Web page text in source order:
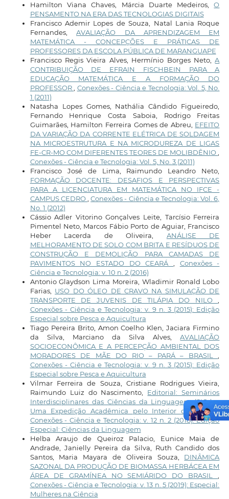
Hamilton Viana Chaves, Márcia Duarte Medeiros,O
PENSAMENTO NA ERA DAS TECNOLOGIAS DIGITAIS
Francisco Ademir Lopes de Souza, Natal Lania Roque
Fernandes,AVALIAÇÃO DA APRENDIZAGEM EM
MATEMÁTICA - CONCEPÇÕES E PRÁTICAS DE
PROFESSORES DA ESCOLA PÚBLICA DE MARANGUAPE
Francisco Regis Vieira Alves, Hermínio Borges Neto,A
CONTRIBUIÇÃO DE EFRAIN FISCHBEIN PARA A
EDUCAÇÃO MATEMÁTICA E A FORMAÇÃO DO
PROFESSOR, Conexões - Ciência e Tecnologia: Vol. 5, No.
1 (2011)
Natasha Lopes Gomes, Nathália Cândido Figueiredo,
Fernando Henrique Costa Saboia, Rodrigo Freitas
Guimarães, Hamilton Ferreira Gomes de Abreu, EFEITO
DA VARIAÇÃO DA CORRENTE ELÉTRICA DE SOLDAGEM
NA MICROESTRUTURA E NA MICRODUREZA DE LIGAS
FE-CR-MO COM DIFERENTES TEORES DE MOLIBDÊNIO,
Conexões - Ciência e Tecnologia: Vol. 5, No. 3 (2011)
Francisco José de Lima, Raimundo Leandro Neto,
FORMAÇÃO DOCENTE: DESAFIOS E PERSPECTIVAS
PARA A LICENCIATURA EM MATEMÁTICA NO IFCE -
CAMPUS CEDRO,Conexões - Ciência e Tecnologia: Vol. 6,
No. 1 (2012)
Cássio Adler Vitorino Gonçalves Leite, Tarcísio Ferreira
Pimentel Neto, Marcos Fábio Porto de Aguiar, Francisco
Heber Lacerda de Oliveira, ANÁLISE DE
MELHORAMENTO DE SOLO COM BRITA E RESÍDUOS DE
CONSTRUÇÃO E DEMOLIÇÃO PARA CAMADAS DE
PAVIMENTOS NO ESTADO DO CEARÁ, Conexões -
Ciência e Tecnologia: v. 10 n. 2 (2016)
Antonio Glaydson Lima Moreira, Wladimir Ronald Lobo
Farias, USO DO ÓLEO DE CRAVO NA SIMULAÇÃO DE
TRANSPORTE DE JUVENIS DE TILÁPIA DO NILO,
Conexões - Ciência e Tecnologia: v. 9 n. 3 (2015): Edição
Especial sobre Pesca e Aquicultura
Tiago Pereira Brito, Amon Coelho Klen, Jaciara Firmino
da Silva, Marciano da Silva Alves,AVALIAÇÃO
SOCIOECONÔMICA E A PERCEPÇÃO AMBIENTAL DOS
MORADORES DE MÃE DO RIO – PARÁ – BRASIL,
Conexões - Ciência e Tecnologia: v. 9 n. 3 (2015): Edição
Especial sobre Pesca e Aquicultura
Vilmar Ferreira de Souza, Cristiane Rodrigues Vieira,
Raimundo Luiz do Nascimento, Editorial: Seminários
Interdisciplinares das Ciências da Linguagem (SICs) –
Uma Expedição Acadêmica pelo Interior do Ceará,
Conexões - Ciência e Tecnologia: v. 12 n. 2 (2018): Edição
Especial: Ciências da Linguagem
Helba Araujo de Queiroz Palacio, Eunice Maia de
Andrade, Janielly Pereira da Silva, Ruth Candido dos
Santos, Maria Mayara de Oliveira Souza, DINÂMICA
SAZONAL DA PRODUÇÃO DE BIOMASSA HERBÁCEA EM
ÁREA DE GRAMÍNEA NO SEMIÁRIDO DO BRASIL,
Conexões - Ciência e Tecnologia: v. 13 n. 5 (2019): Especial:
Mulheres na Ciência